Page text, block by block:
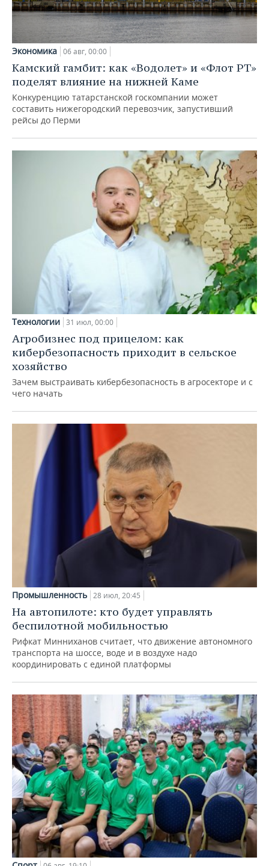
Экономика 06 авг, 00:00
Камский гамбит: как «Водолет» и «Флот РТ»
поделят влияние на нижней Каме
Конкуренцию татарстанской госкомпании может
составить нижегородский перевозчик, запустивший
рейсы до Перми
Технологии 31 июл, 00:00
Агробизнес под прицелом: как
кибербезопасность приходит в сельское
хозяйство
Зачем выстраивать кибербезопасность в агросекторе и с
чего начать
Промышленность 28 июл, 20:45
На автопилоте: кто будет управлять
беспилотной мобильностью
Рифкат Минниханов считает, что движение автономного
транспорта на шоссе, воде и в воздухе надо
координировать с единой платформы